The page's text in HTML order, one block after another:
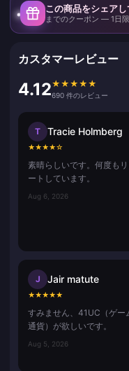
この商品をシェア
までのクーポン — 1日
カスタマーレビュー
4.12★ ★ ★ ★ ★
690 件のレビュー
T Tracie Holmberg
★★★★☆
素晴らしいです。何度も
ートしています。
Aug 6, 2026
J Jair matute
★★★★★
すみません、41UC（ゲー
通貨）が欲しいです。
Aug 5, 2026